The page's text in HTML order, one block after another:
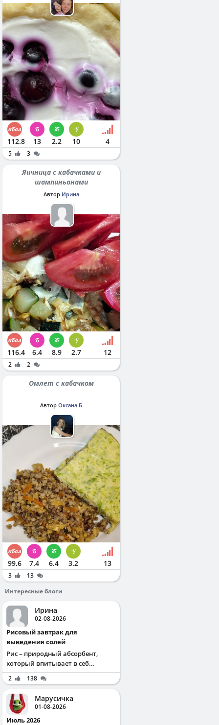
112.8 13 2.2 10 4
5 3
Яичница с кабачками и
шампиньонами
Автор Ирина
116.4 6.4 8.9 2.7 12
2 2
Омлет с кабачком
Автор Оксана Б
99.6 7.4 6.4 3.2 13
3
13
Интересные блоги
Ирина
02-08-2026
Рисовый завтрак для
выведения солей
Рис – природный абсорбент,
который впитывает в себ...
2 138
Марусичка
01-08-2026
Июль 2026